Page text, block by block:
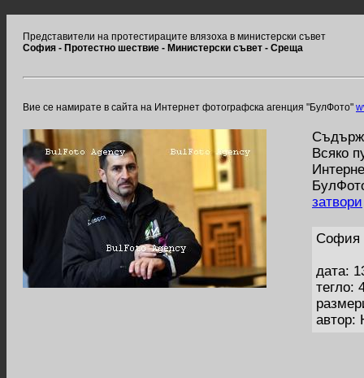
Представители на протестираците влязоха в министерски съвет
София - Протестно шествие - Министерски съвет - Среща
Вие се намирате в сайта на Интернет фотографска агенция "БулФото"
Всяко
затвори
София
дата:
тегло:
автор: